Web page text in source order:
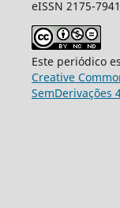
eISSN 2175-7941
Este periódico
Creative
SemDerivações